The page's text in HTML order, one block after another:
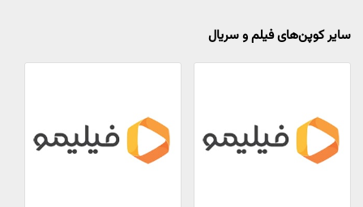
سایر کوپن‌های فیلم و سریال